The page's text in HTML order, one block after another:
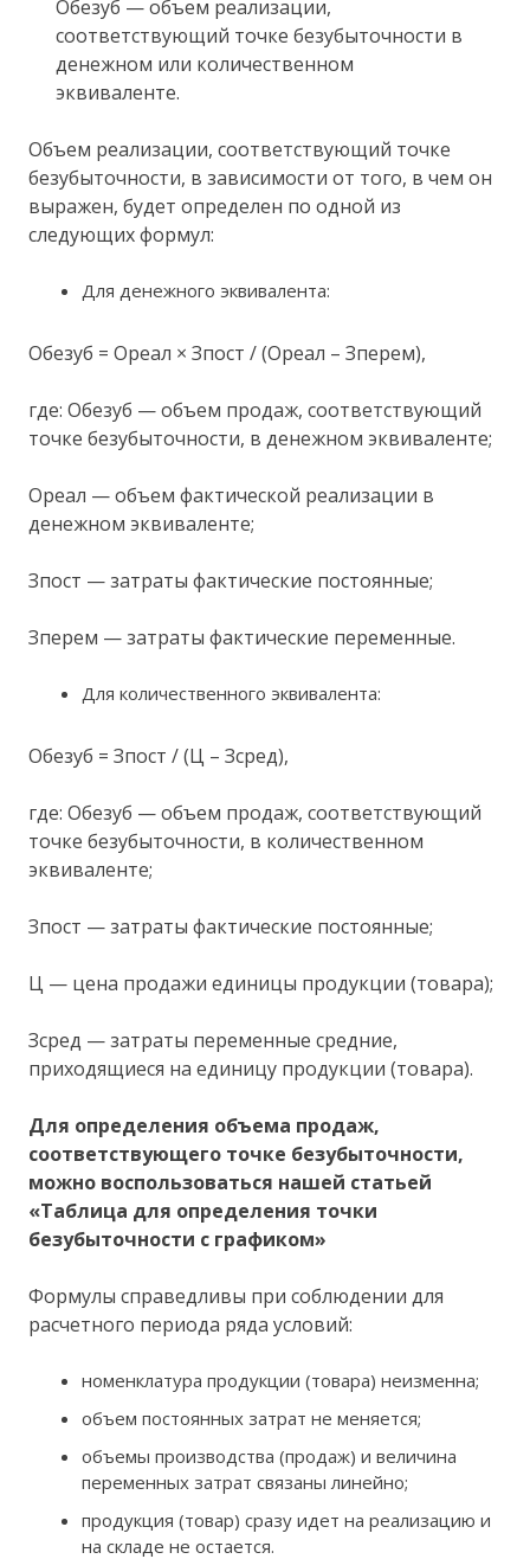
Обезуб — объем реализации,
соответствующий точке безубыточности в
денежном или количественном
эквиваленте.
Объем реализации, соответствующий точке
безубыточности, в зависимости от того, в чем он
выражен, будет определен по одной из
следующих формул:
Для денежного эквивалента:
Обезуб = Ореал × Зпост / (Ореал – Зперем),
где: Обезуб — объем продаж, соответствующий
точке безубыточности, в денежном эквиваленте;
Ореал — объем фактической реализации в
денежном эквиваленте;
Зпост — затраты фактические постоянные;
Зперем — затраты фактические переменные.
Для количественного эквивалента:
Обезуб = Зпост / (Ц – Зсред),
где: Обезуб — объем продаж, соответствующий
точке безубыточности, в количественном
эквиваленте;
Зпост — затраты фактические постоянные;
Ц — цена продажи единицы продукции (товара);
Зсред — затраты переменные средние,
приходящиеся на единицу продукции (товара).
Для определения объема продаж,
соответствующего точке безубыточности,
можно воспользоваться нашей статьей
«Таблица для определения точки
безубыточности с графиком»
Формулы справедливы при соблюдении для
расчетного периода ряда условий:
номенклатура продукции (товара) неизменна;
объем постоянных затрат не меняется;
объемы производства (продаж) и величина
переменных затрат связаны линейно;
продукция (товар) сразу идет на реализацию и
на складе не остается.